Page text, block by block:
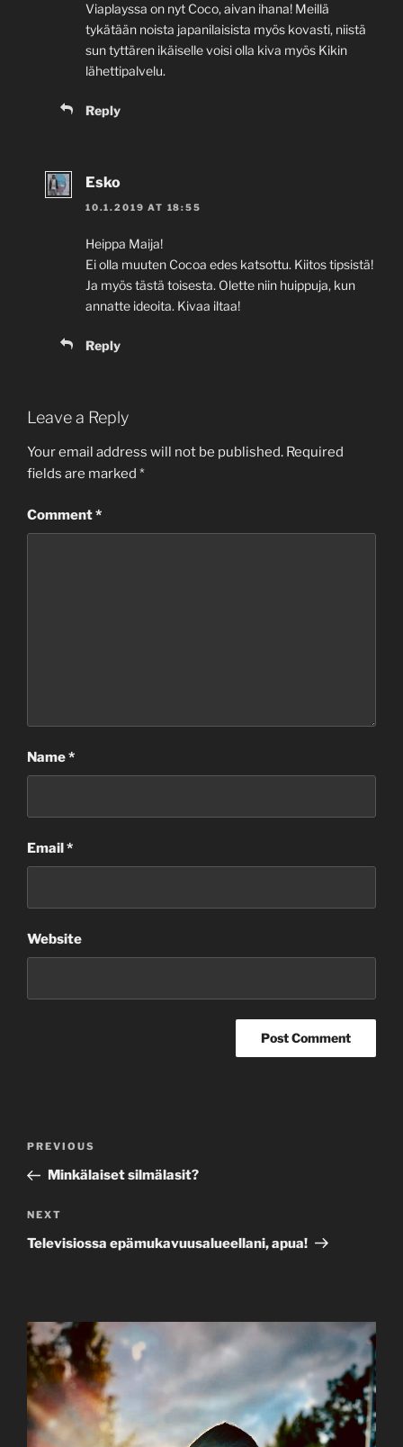
Viaplayssa on nyt Coco, aivan ihana! Meillä
tykätään noista japanilaisista myös kovasti, niistä
sun tyttären ikäiselle voisi olla kiva myös Kikin
lähettipalvelu.
Reply
Esko
10.1.2019 AT 18:55
Heippa Maija!
Ei olla muuten Cocoa edes katsottu. Kiitos tipsistä!
Ja myös tästä toisesta. Olette niin huippuja, kun
annatte ideoita. Kivaa iltaa!
Reply
Leave a Reply
Your email address will not be published. Required
fields are marked *
Comment*
Name*
Email *
Website
Previous
Post
PREVIOUS
Minkälaiset silmälasit?
Next
Post
NEXT
Televisiossa epämukavuusalueellani, apua!